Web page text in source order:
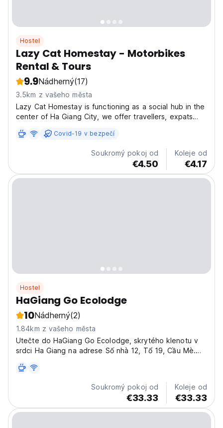
Hostel
Lazy Cat Homestay - Motorbikes
Rental & Tours
9.9Nádherný(17)
3.5km z vašeho města
Lazy Cat Homestay is functioning as a social hub in the
center of Ha Giang City, we offer travellers, expats
Contact us directly to arrange your transfers, Ha Giang
Covid-19 v bezpečí
Soukromý pokoj od
€4.50
Koleje od
€4.17
Hostel
HaGiang Go Ecolodge
10Nádherný(2)
1.84km z vašeho města
Utečte do HaGiang Go Ecolodge, skrytého klenotu v
srdci Ha Giang na adrese Số nhà 12, Tổ 19, Cầu Mè.
útulném a příjemném hotelu, vaší bráně k
prozkoumávání dechberoucích krajin regionu.
Soukromý pokoj od
€33.33
Koleje od
€33.33